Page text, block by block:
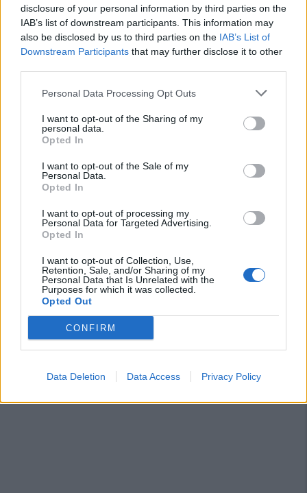
disclosure of your personal information by third parties on the
IAB’s list of downstream participants. This information may
also be disclosed by us to third parties on the IAB’s List of
Downstream Participants that may further disclose it to other
Personal Data Processing Opt Outs
I want to opt-out of the Sharing of my
personal data.
Opted In
I want to opt-out of the Sale of my
Personal Data.
Opted In
I want to opt-out of processing my
Personal Data for Targeted Advertising.
Opted In
I want to opt-out of Collection, Use,
Retention, Sale, and/or Sharing of my
Personal Data that Is Unrelated with the
Purposes for which it was collected.
Opted Out
CONFIRM
Data Deletion Data Access Privacy Policy
Il CR sardo esclude anche l'Olbia: l'Usinese è
in Eccellenza, il Fonni sale in Promozione
5 Ago 2026
FACEBOOK YOUTUBE